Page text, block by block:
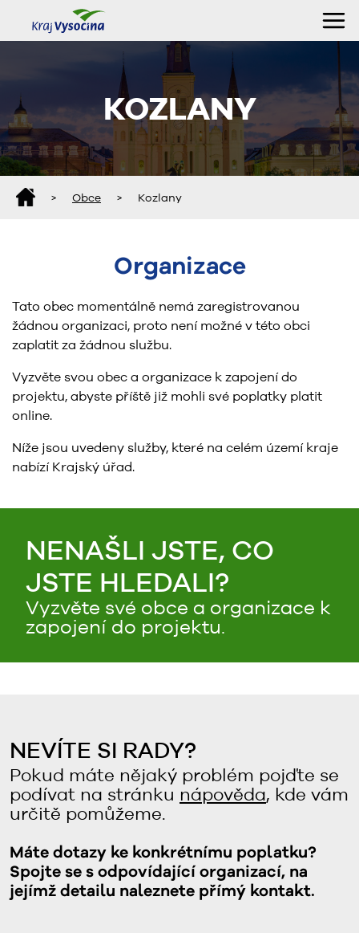
KOZLANY
> Obce > Kozlany
Organizace
Tato obec momentálně nemá zaregistrovanou
žádnou organizaci, proto není možné v této obci
zaplatit za žádnou službu.
Vyzvěte svou obec a organizace k zapojení do
projektu, abyste příště již mohli své poplatky platit
online.
Níže jsou uvedeny služby, které na celém území kraje
nabízí Krajský úřad.
NENAŠLI JSTE, CO
JSTE HLEDALI?
Vyzvěte své obce a organizace k
zapojení do projektu.
NEVÍTE SI RADY?
Pokud máte nějaký problém pojďte se
podívat na stránku nápověda, kde vám
určitě pomůžeme.
Máte dotazy ke konkrétnímu poplatku?
Spojte se s odpovídající organizací, na
jejímž detailu naleznete přímý kontakt.